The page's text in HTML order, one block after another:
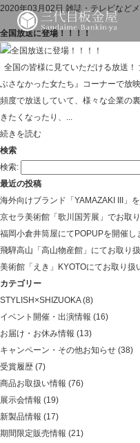
2020年03月02日 雑誌・テレビなど
全国放送に登場！！！！
全国の皆様に見ていただける放送
ぶさなかった女たち』コーナーで放
頻度で放送していて、様々な企業の
きたくなったり、...
続きを読む
検索
検索:
最近の投稿
海外向けブランド「YAMAZAKI III」
京セラ美術館「歌川国芳展」でお取
福岡小倉井筒屋にてPOPUPを開催し
飛騨高山「高山物産館」にてお取り
美術館「えき」KYOTOにてお取り扱
カテゴリー
STYLISH×SHIZUOKA(8)
イベント開催・出演情報 (16)
お届け・お休み情報 (13)
キャンペーン・その他お知らせ (38)
受賞履歴 (7)
商品お取扱い情報 (76)
展示会情報 (19)
新製品情報 (17)
期間限定販売情報 (21)